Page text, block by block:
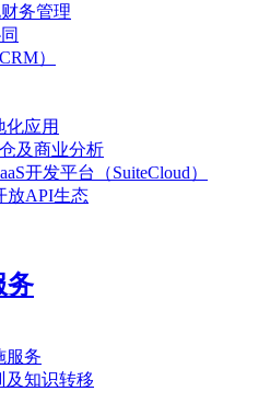
务管理
）
化应用
及商业分析
开发平台（SuiteCloud）
放API生态
务
服务
及知识转移